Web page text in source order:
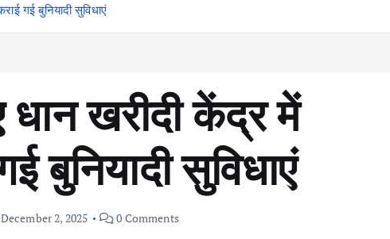
गई बुनियादी सुविधाएं
धान खरीदी केंद्र में
बुनियादी सुविधाएं
December 2, 2025 0 Comments